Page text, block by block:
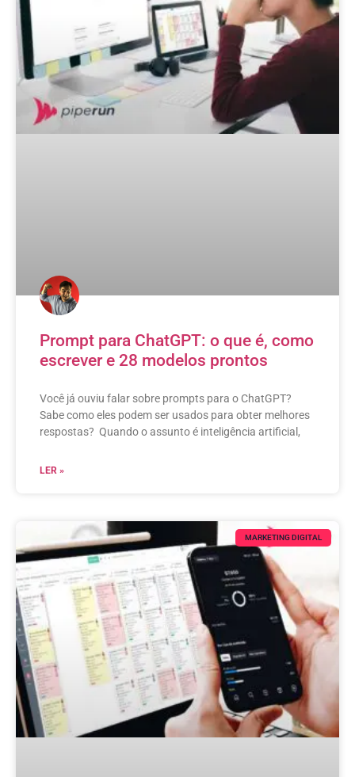
Prompt para ChatGPT: o que é, como
escrever e 28 modelos prontos
Você já ouviu falar sobre prompts para o ChatGPT?
Sabe como eles podem ser usados para obter melhores
respostas? Quando o assunto é inteligência artificial,
LER »
MARKETING DIGITAL